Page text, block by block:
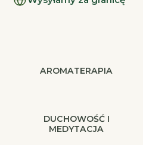
AROMATERAPIA
DUCHOWOŚĆ I
MEDYTACJA